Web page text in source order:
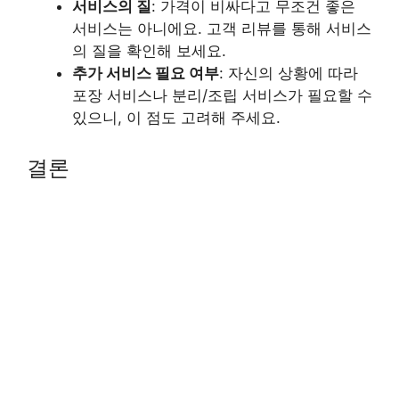
서비스의 질: 가격이 비싸다고 무조건 좋은
서비스는 아니에요. 고객 리뷰를 통해 서비스
의 질을 확인해 보세요.
추가 서비스 필요 여부: 자신의 상황에 따라
포장 서비스나 분리/조립 서비스가 필요할 수
있으니, 이 점도 고려해 주세요.
결론